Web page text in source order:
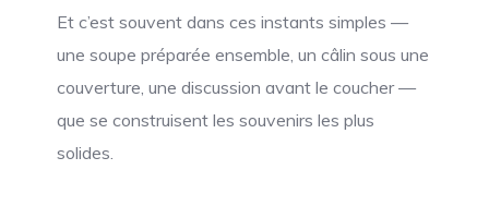
Et c’est souvent dans ces instants simples —
une soupe préparée ensemble, un câlin sous une
couverture, une discussion avant le coucher —
que se construisent les souvenirs les plus
solides.